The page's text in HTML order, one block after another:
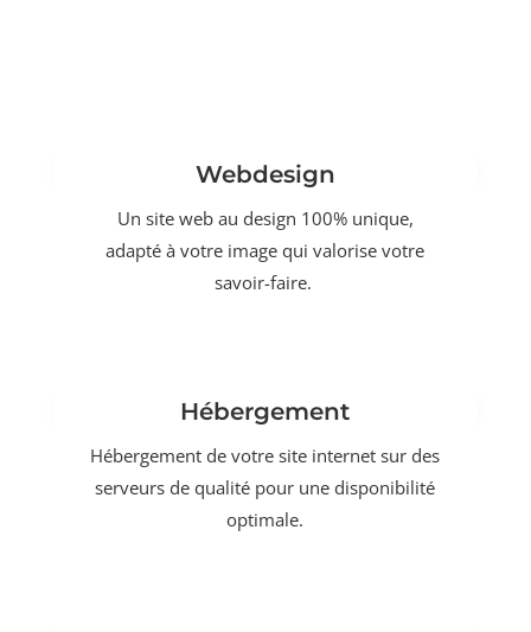
Webdesign
Un site web au design 100% unique,
adapté à votre image qui valorise votre
savoir-faire.
Hébergement
Hébergement de votre site internet sur des
serveurs de qualité pour une disponibilité
optimale.